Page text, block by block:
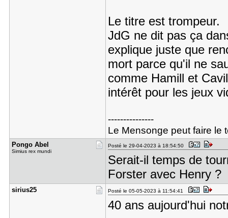
Le titre est trompeur.
JdG ne dit pas ça
explique juste que
mort parce qu'il ne
comme Hamill et
intérêt pour les jeux
---------------
Le Mensonge peut faire le
Pongo Abel
Simius rex mundi
Posté le 29-04-2023 à 18:54:50
Serait-il temps de
Forster avec Henry ?
sirius25 Posté le 05-05-2023 à 11:54:41
40 ans aujourd'hui